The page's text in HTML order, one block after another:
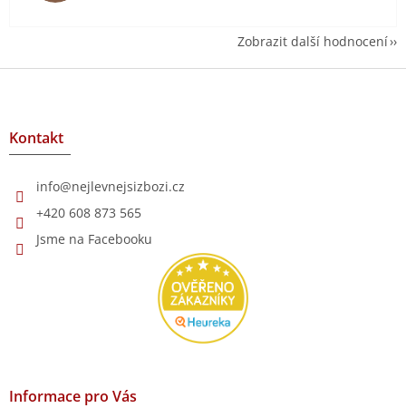
Zobrazit další hodnocení
Z
Kontakt
info@nejlevnejsizbozi.cz
+420 608 873 565
Jsme na Facebooku
Informace pro Vás